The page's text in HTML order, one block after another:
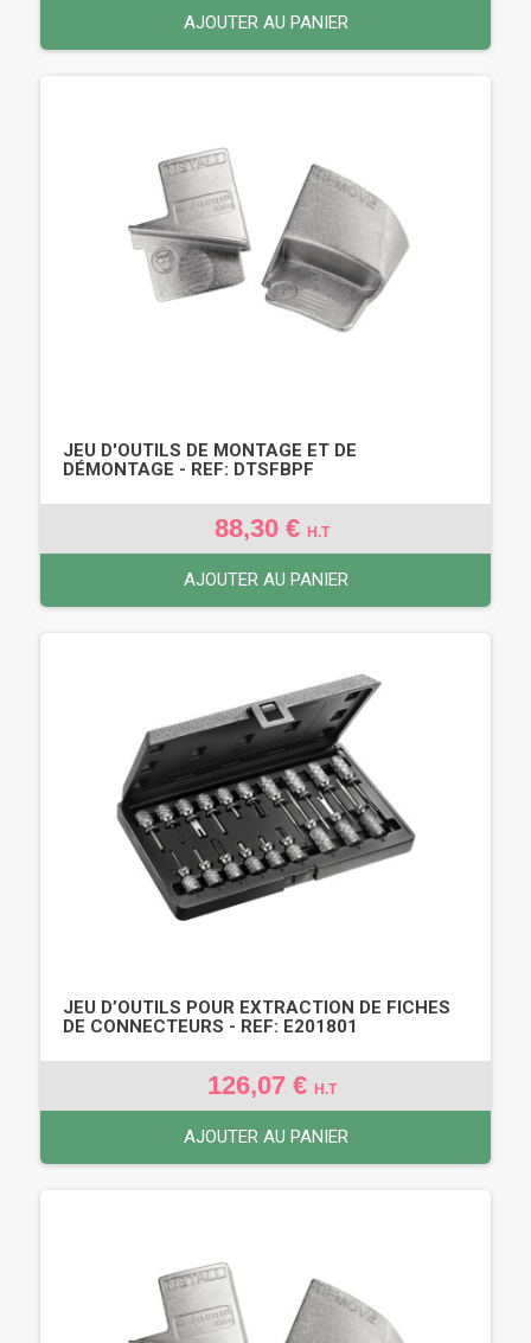
AJOUTER AU PANIER
JEU D'OUTILS DE MONTAGE ET DE
DÉMONTAGE - REF: DTSFBPF
88,30 € H.T
AJOUTER AU PANIER
JEU D’OUTILS POUR EXTRACTION DE FICHES
DE CONNECTEURS - REF: E201801
126,07 € H.T
AJOUTER AU PANIER